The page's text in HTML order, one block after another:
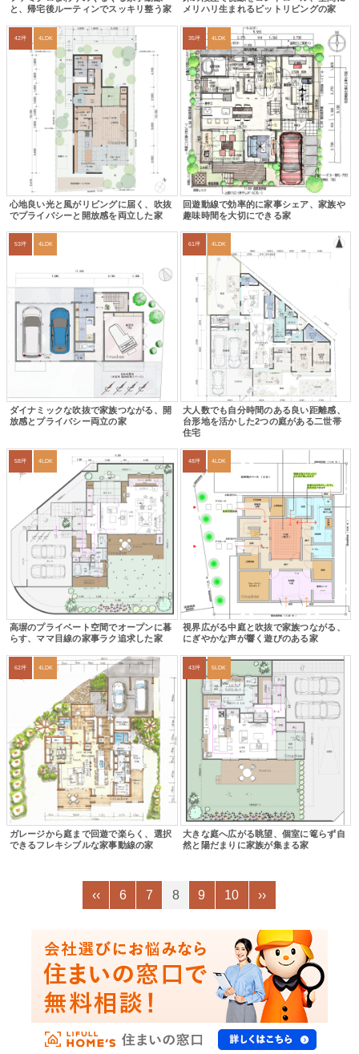
と、帰宅後ルーティンでスッキリ整う家
メリハリ生まれるピットリビングの家
42坪 4LDK
心地良い光と風がリビングに届く、吹抜
でプライバシーと開放感を両立した家
35坪 4LDK
回遊動線で効率的に家事シェア、家族や
趣味時間を大切にできる家
53坪 4LDK
ダイナミックな吹抜で家族つながる、開
放感とプライバシー両立の家
61坪 4LDK
大人数でも自分時間のある良い距離感、
台形地を活かした2つの庭がある二世帯
住宅
58坪 4LDK
高塀のプライベート空間でオープンに暮
らす、ママ目線の家事ラク追求した家
48坪 4LDK
視界広がる中庭と吹抜で家族つながる、
にぎやかな声が響く遊びのある家
62坪 4LDK
ガレージから庭まで回遊で楽らく、選択
できるフレキシブルな家事動線の家
43坪 5LDK
大きな庭へ広がる眺望、個室に篭らず自
然と陽だまりに家族が集まる家
‹‹ 6 7 8 9 10 ››